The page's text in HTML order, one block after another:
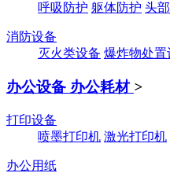
呼吸防护 躯体防护 头
消防设备
灭火类设备 爆炸物处置
办公设备 办公耗材 >
打印设备
喷墨打印机 激光打印机
办公用纸